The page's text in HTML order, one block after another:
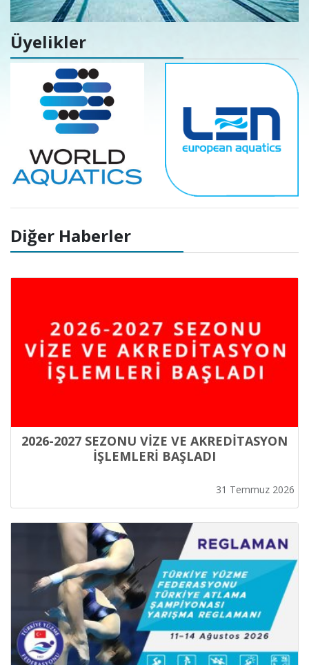
Üyelikler
Diğer Haberler
2026-2027 SEZONU VİZE VE AKREDİTASYON
İŞLEMLERİ BAŞLADI
31 Temmuz 2026